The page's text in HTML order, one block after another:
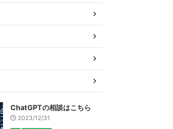
ChatGPTの相談はこちら
2023/12/31